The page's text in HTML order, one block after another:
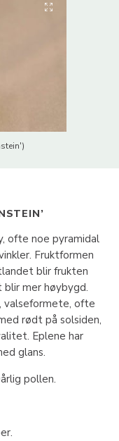
ofte noe pyramidal
Fruktformen
blir frukten
mer høybygd.
valseformete, ofte
rødt på solsiden,
Eplene har
glans.
pollen.